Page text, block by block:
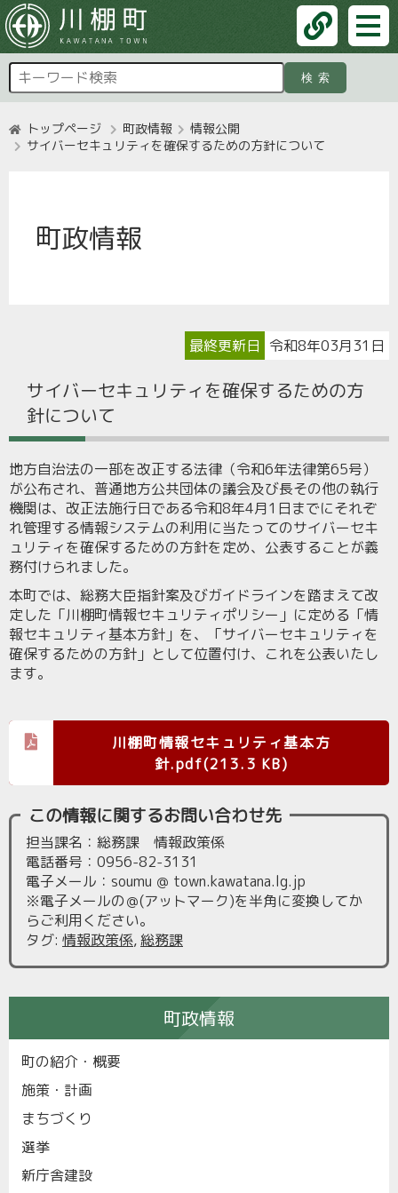
検索
トップページ 町政情報
情報公開
サイバーセキュリティを確保するための方針について
町政情報
最終更新日 令和8年03月31日
サイバーセキュリティを確保するための方
針について
地方自治法の一部を改正する法律（令和6年法律第65号）
が公布され、普通地方公共団体の議会及び長その他の執行
機関は、改正法施行日である令和8年4月1 日までにそれぞ
れ管理する情報システムの利用に当たってのサイバーセキ
ュリティを確保するための方針を定め、公表することが義
務付けられました。
本町では、総務大臣指針案及びガイドラインを踏まえて改
定した「川棚町情報セキュリティポリシー」に定める「情
報セキュリティ基本方針」を、「サイバーセキュリティを
確保するための方針」として位置付け、これを公表いたし
ます。
川棚町情報セキュリティ基本方
針.pdf(213.3 KB)
この情報に関するお問い合わせ先
担当課名：総務課 情報政策係
電話番号：0956-82-3131
電子メール：soumu ＠ town.kawatana.lg.jp
※電子メールの＠(アットマーク)を半角に変換してか
らご利用ください。
タグ: 情報政策係,総務課
町政情報
町の紹介・概要
施策・計画
まちづくり
選挙
新庁舎建設